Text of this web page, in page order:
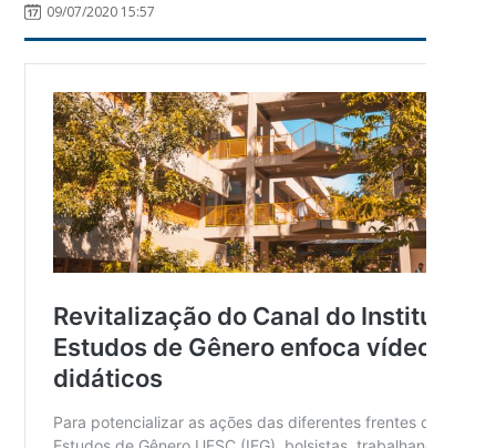
09/07/2020 15:57